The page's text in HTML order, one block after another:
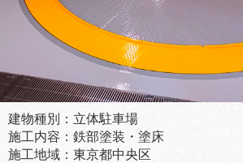
建物種別：立体駐車場
施工内容：鉄部塗装・塗床
施工地域：東京都中央区